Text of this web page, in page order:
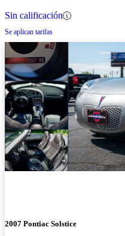
Sin calificación
Se aplican tarifas
2007 Pontiac Solstice